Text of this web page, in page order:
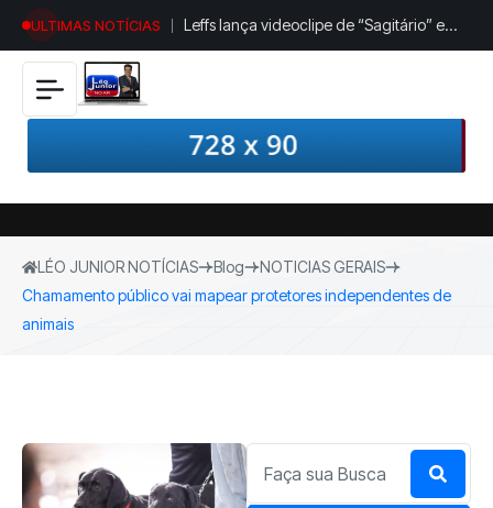
ULTIMAS NOTÍCIAS
Leffs lança videoclipe de “Sagitário” e
amplia narrativa mística do álbum
LÉO JUNIOR NOTÍCIAS Blog
NOTICIAS GERAIS
Chamamento público vai mapear protetores independentes de
animais